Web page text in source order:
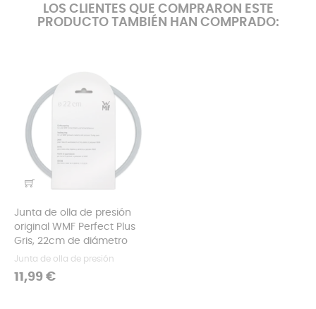
LOS CLIENTES QUE COMPRARON ESTE
PRODUCTO TAMBIÉN HAN COMPRADO:
Junta de olla de presión
original WMF Perfect Plus
Gris, 22cm de diámetro
Junta de olla de presión
Precio
11,99 €